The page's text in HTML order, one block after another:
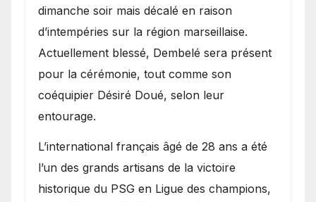
dimanche soir mais décalé en raison
d’intempéries sur la région marseillaise.
Actuellement blessé, Dembelé sera présent
pour la cérémonie, tout comme son
coéquipier Désiré Doué, selon leur
entourage.
L’international français âgé de 28 ans a été
l’un des grands artisans de la victoire
historique du PSG en Ligue des champions,